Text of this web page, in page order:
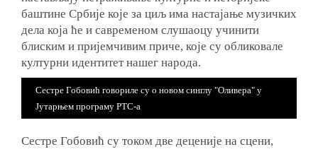
баштине Србије које за циљ има настајање музичких
дела која ће и савременом слушаоцу учинити
блиским и пријемчивим приче, које су обликовале
културни идентитет нашег народа.
Сестре Гобовић говориле су о новом синглу "Оливера" у
Јутарњем програму РТС-а
Сестре Гобовић су током две деценије на сцени,